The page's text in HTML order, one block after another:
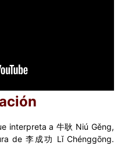
interpreta a 牛耿 Niú Gěng,
de 李成功 Lǐ Chénggōng.